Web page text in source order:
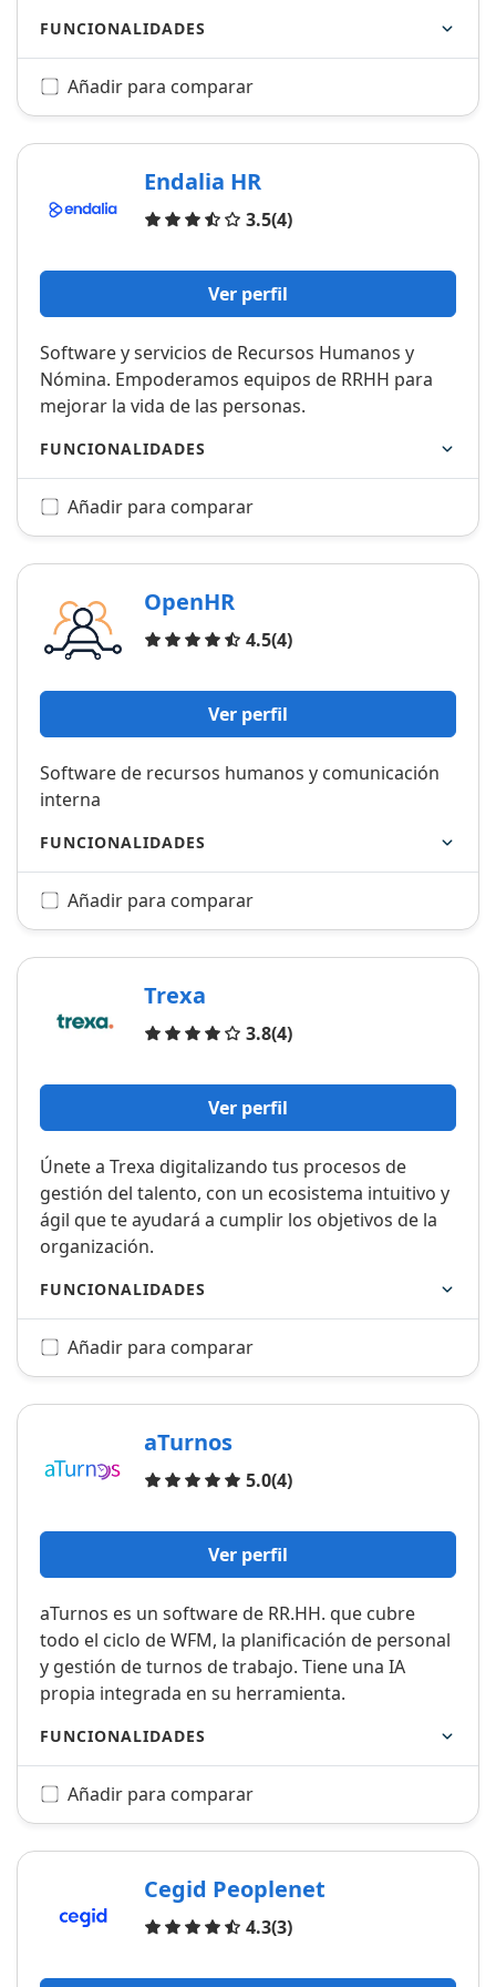
FUNCIONALIDADES
Añadir para comparar
Endalia HR
3.5(4)
Opiniones
Ver perfil
Software y servicios de Recursos Humanos y
Nómina. Empoderamos equipos de RRHH para
mejorar la vida de las personas.
FUNCIONALIDADES
Añadir para comparar
OpenHR
4.5(4)
Opiniones
Ver perfil
Software de recursos humanos y comunicación
interna
FUNCIONALIDADES
Añadir para comparar
Trexa
3.8(4)
Opiniones
Ver perfil
Únete a Trexa digitalizando tus procesos de
gestión del talento, con un ecosistema intuitivo y
ágil que te ayudará a cumplir los objetivos de la
organización.
FUNCIONALIDADES
Añadir para comparar
aTurnos
5.0(4)
Opiniones
Ver perfil
aTurnos es un software de RR.HH. que cubre
todo el ciclo de WFM, la planificación de personal
y gestión de turnos de trabajo. Tiene una IA
propia integrada en su herramienta.
FUNCIONALIDADES
Añadir para comparar
Cegid Peoplenet
4.3(3)
Opiniones